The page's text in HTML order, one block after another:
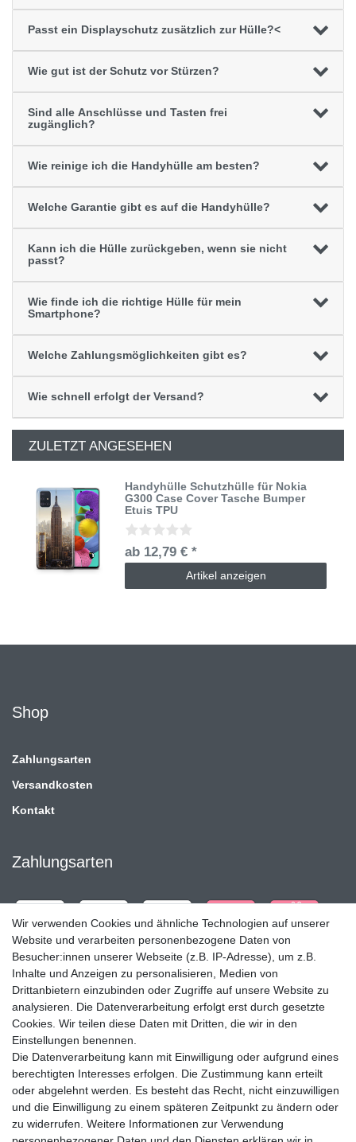
Passt ein Displayschutz zusätzlich zur Hülle?<
Wie gut ist der Schutz vor Stürzen?
Sind alle Anschlüsse und Tasten frei
zugänglich?
Wie reinige ich die Handyhülle am besten?
Welche Garantie gibt es auf die Handyhülle?
Kann ich die Hülle zurückgeben, wenn sie nicht
passt?
Wie finde ich die richtige Hülle für mein
Smartphone?
Welche Zahlungsmöglichkeiten gibt es?
Wie schnell erfolgt der Versand?
ZULETZT ANGESEHEN
Handyhülle Schutzhülle für Nokia
G300 Case Cover Tasche Bumper
Etuis TPU
ab 12,79 € *
Artikel anzeigen
Shop
Zahlungsarten
Versandkosten
Kontakt
Zahlungsarten
Versandpartner
Wir verwenden Cookies und ähnliche Technologien auf unserer
Website und verarbeiten personenbezogene Daten von
Besucher:innen unserer Webseite (z.B. IP-Adresse), um z.B.
Inhalte und Anzeigen zu personalisieren, Medien von
Drittanbietern einzubinden oder Zugriffe auf unsere Website zu
analysieren. Die Datenverarbeitung erfolgt erst durch gesetzte
Cookies. Wir teilen diese Daten mit Dritten, die wir in den
Einstellungen benennen.
Die Datenverarbeitung kann mit Einwilligung oder aufgrund eines
berechtigten Interesses erfolgen. Die Zustimmung kann erteilt
oder abgelehnt werden. Es besteht das Recht, nicht einzuwilligen
und die Einwilligung zu einem späteren Zeitpunkt zu ändern oder
zu widerrufen. Weitere Informationen zur Verwendung